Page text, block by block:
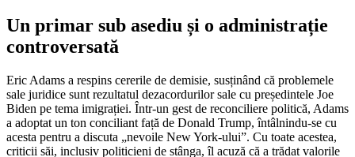
Un primar sub asediu și o administrație
controversată
Eric Adams a respins cererile de demisie, susținând că problemele
sale juridice sunt rezultatul dezacordurilor sale cu președintele Joe
Biden pe tema imigrației. Într-un gest de reconciliere politică, Adams
a adoptat un ton conciliant față de Donald Trump, întâlnindu-se cu
acesta pentru a discuta „nevoile New York-ului”. Cu toate acestea,
criticii săi, inclusiv politicieni de stânga, îl acuză că a trădat valorile